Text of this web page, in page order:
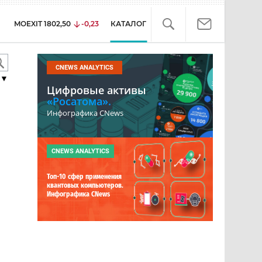
MOEXIT 1802,50 -0,23 КАТАЛОГ
CNEWS ANALYTICS
Цифровые активы
«Росатома».
Инфографика CNews
CNEWS ANALYTICS
Топ-10 сфер применения
квантовых компьютеров.
Инфографика CNews